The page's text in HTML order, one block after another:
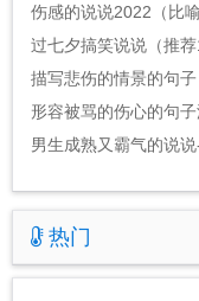
伤感的说说2022（比
过七夕搞笑说说（推荐
描写悲伤的情景的句
形容被骂的伤心的句子
男生成熟又霸气的说
热门